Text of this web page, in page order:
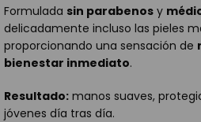
Formulada sin parabenos y
delicadamente incluso las pieles
proporcionando una sensación de
bienestar inmediato.
Resultado: manos suaves,
jóvenes día tras día.